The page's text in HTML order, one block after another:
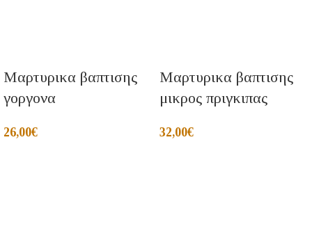
Μαρτυρικα βαπτισης
γοργονα
26,00€
Μαρτυρικα βαπτισης
μικρος πριγκιπας
32,00€